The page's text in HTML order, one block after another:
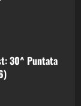
30^ Puntata